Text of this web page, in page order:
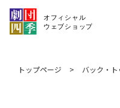
トップページ > バック・